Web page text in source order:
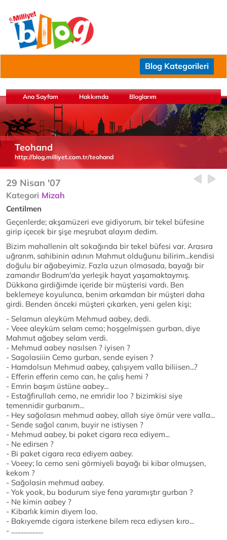
Blog Kategorileri
Ana Sayfam Hakkımda Bloglarım
Teohand
http://blog.milliyet.com.tr/teohand
29 Nisan '07
Kategori Mizah
Centilmen
Geçenlerde; akşamüzeri eve gidiyorum, bir tekel büfesine
girip içecek bir şişe meşrubat alayım dedim.
Bizim mahallenin alt sokağında bir tekel büfesi var. Arasıra
uğrarım, sahibinin adının Mahmut olduğunu bilirim...kendisi
doğulu bir ağabeyimiz. Fazla uzun olmasada, bayağı bir
zamandır Bodrum'da yerleşik hayat yaşamaktaymış.
Dükkana girdiğimde içeride bir müşterisi vardı. Ben
beklemeye koyulunca, benim arkamdan bir müşteri daha
girdi. Benden önceki müşteri çıkarken, yeni gelen kişi;
- Selamun aleyküm Mehmud aabey, dedi.
- Veee aleyküm selam cemo; hoşgelmişsen gurban, diye
Mahmut ağabey selam verdi.
- Mehmud aabey nasılsen ? iyisen ?
- Sagolasiiin Cemo gurban, sende eyisen ?
- Hamdolsun Mehmud aabey, çalışıyem valla biliisen...?
- Efferin efferin cemo can, he çalış hemi ?
- Emrin başım üstüne aabey...
- Estağfirullah cemo, ne emridir loo ? bizimkisi siye
temennidir gurbanım...
- Hey sağolasın mehmud aabey, allah siye ömür vere valla...
- Sende sağol canım, buyir ne istiysen ?
- Mehmud aabey, bi paket cigara reca ediyem...
- Ne edirsen ?
- Bi paket cigara reca ediyem aabey.
- Voeey; lo cemo seni görmiyeli bayağı bi kibar olmuşsen,
kekom ?
- Sağolasin mehmud aabey.
- Yok yook, bu bodurum siye fena yaramıştır gurban ?
- Ne kimin aabey ?
- Kibarlık kimin diyem loo.
- Bakıyemde cigara isterkene bilem reca ediysen kıro...
- .....................